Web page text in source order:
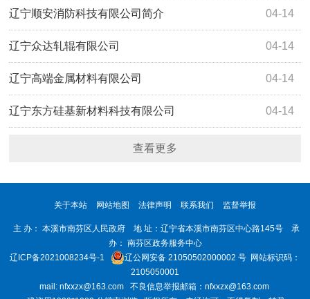
04-14
辽宁顺安消防科技有限公司简介
04-14
辽宁众达轧辊有限公司
04-14
辽宁高端金属材料有限公司
04-14
辽宁东方硅基新材料科技有限公司
查看更多
关于本站 网站地图 法律声明 联系我们 监督举报
主 办： 本溪市南芬区人民政府 地 址：辽宁省本溪市南芬区中心路145号 承
办： 南芬区政务服务中心
辽ICP备2021008234号-1
辽公网安备 21050502000002 号 网站标识码：
2105050001
mail: nfxxzx@163.com 不良信息举报邮箱：nfxxzx@163.com